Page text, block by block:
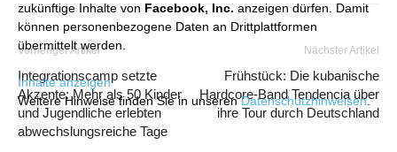
zukünftige Inhalte von Facebook, Inc. anzeigen dürfen. Damit
können personenbezogene Daten an Drittplattformen
übermittelt werden.
Inhalte anzeigen
Weitere Hinweise finden Sie in unserenDatenschutzhinweisen.
Vorheriger Artikel
Integrationscamp setzte
Akzente: Mehr als 50 Kinder
und Jugendliche erlebten
abwechslungsreiche Tage
Nächster Artikel
Frühstück: Die kubanische
Hardcore-Band Tendencia über
ihre Tour durch Deutschland